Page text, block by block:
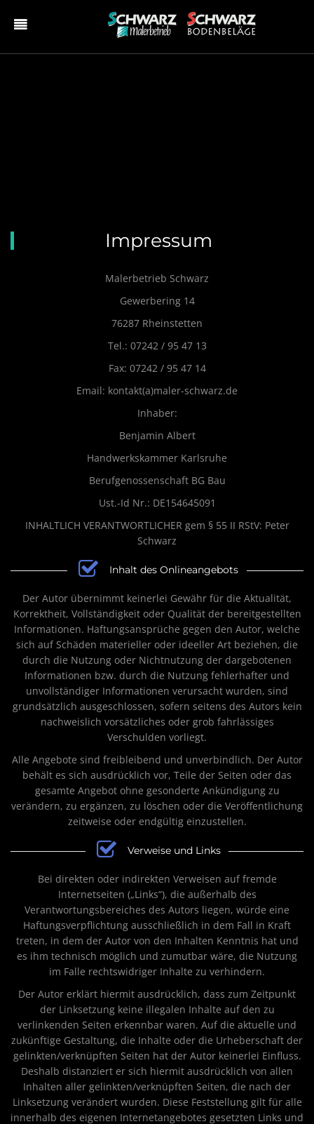
IMPRESSUM &DATENSCHUTZ
Impressum
Malerbetrieb Schwarz
Gewerbering 14
76287 Rheinstetten
Tel.: 07242 / 95 47 13
Fax: 07242 / 95 47 14
Email: kontakt(a)maler-schwarz.de
Inhaber:
Benjamin Albert
Handwerkskammer Karlsruhe
Berufgenossenschaft BG Bau
Ust.-Id Nr.: DE154645091
INHALTLICH VERANTWORTLICHER gem § 55 II RStV: Peter
Schwarz
Inhalt des Onlineangebots
Der Autor übernimmt keinerlei Gewähr für die Aktualität,
Korrektheit, Vollständigkeit oder Qualität der bereitgestellten
Informationen. Haftungsansprüche gegen den Autor, welche
sich auf Schäden materieller oder ideeller Art beziehen, die
durch die Nutzung oder Nichtnutzung der dargebotenen
Informationen bzw. durch die Nutzung fehlerhafter und
unvollständiger Informationen verursacht wurden, sind
grundsätzlich ausgeschlossen, sofern seitens des Autors kein
nachweislich vorsätzliches oder grob fahrlässiges
Verschulden vorliegt.
Alle Angebote sind freibleibend und unverbindlich. Der Autor
behält es sich ausdrücklich vor, Teile der Seiten oder das
gesamte Angebot ohne gesonderte Ankündigung zu
verändern, zu ergänzen, zu löschen oder die Veröffentlichung
zeitweise oder endgültig einzustellen.
Verweise und Links
Bei direkten oder indirekten Verweisen auf fremde
Internetseiten („Links“), die außerhalb des
Verantwortungsbereiches des Autors liegen, würde eine
Haftungsverpflichtung ausschließlich in dem Fall in Kraft
treten, in dem der Autor von den Inhalten Kenntnis hat und
es ihm technisch möglich und zumutbar wäre, die Nutzung
im Falle rechtswidriger Inhalte zu verhindern.
Der Autor erklärt hiermit ausdrücklich, dass zum Zeitpunkt
der Linksetzung keine illegalen Inhalte auf den zu
verlinkenden Seiten erkennbar waren. Auf die aktuelle und
zukünftige Gestaltung, die Inhalte oder die Urheberschaft der
gelinkten/verknüpften Seiten hat der Autor keinerlei Einfluss.
Deshalb distanziert er sich hiermit ausdrücklich von allen
Inhalten aller gelinkten/verknüpften Seiten, die nach der
Linksetzung verändert wurden. Diese Feststellung gilt für alle
innerhalb des eigenen Internetangebotes gesetzten Links und